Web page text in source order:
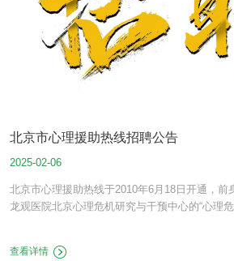
北京市心理援助热线招聘公告
2025-02-06
北京市心理援助热线于2010年6月18日开通，前
龙观医院北京心理危机研究与干预中心的“心理危
查看详情